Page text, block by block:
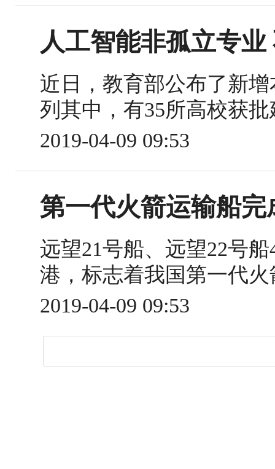
人工智能非孤立专
近日，教育部公布了新
列其中，有35所高校获
2019-04-09 09:53
第一代火箭运输船完
远望21号船、远望22号
港，标志着我国第一代
2019-04-09 09:53